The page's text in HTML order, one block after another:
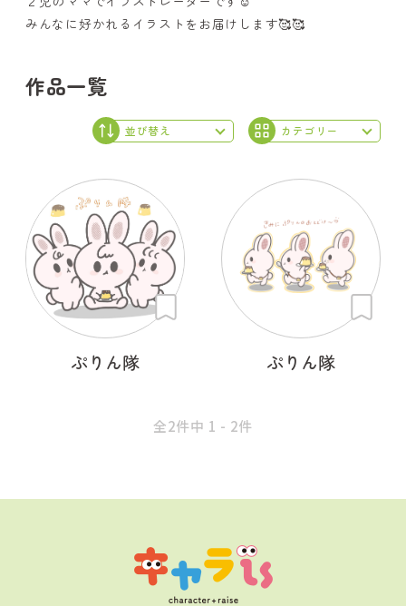
みんなに好かれるイラストをお届けします🥰🥰
作品一覧
ぷりん隊 ぷりん隊
全2件中 1 - 2件